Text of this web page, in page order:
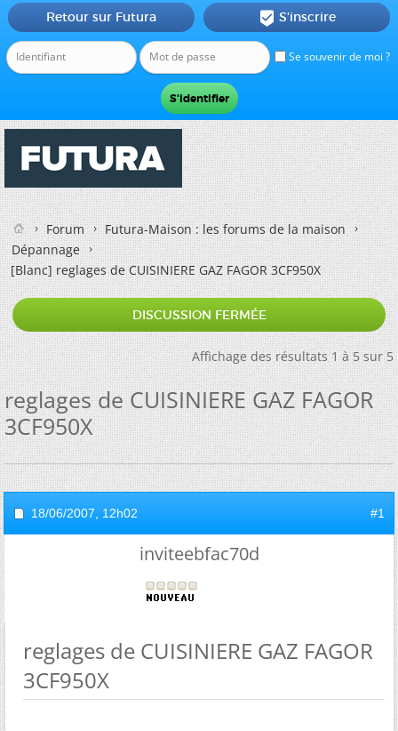
Se souvenir de moi ?
Retour sur Futura  S'inscrire
Forum
Futura-Maison : les forums de la maison
Dépannage
[Blanc]reglages de CUISINIERE GAZ FAGOR 3CF950X
DISCUSSION FERMÉE
Affichage des résultats 1 à 5 sur 5
reglages de CUISINIERE GAZ FAGOR
3CF950X
18/06/2007, 12h02 #1
inviteebfac70d
reglages de CUISINIERE GAZ FAGOR
3CF950X